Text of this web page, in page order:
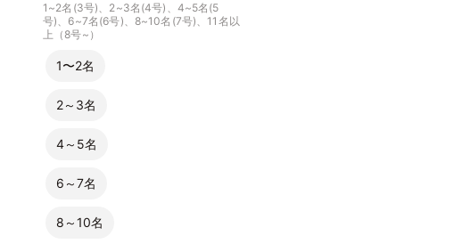
1~2名(3号)、2~3名(4号)、4~5名(5
号)、6~7名(6号)、8~10名(7号)、11名以
上（8号~）
1〜2名
2～3名
4～5名
6～7名
8～10名